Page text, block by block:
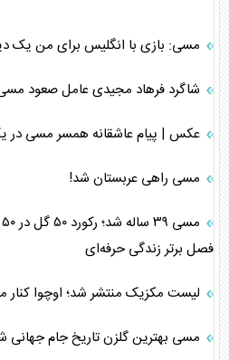
مسی: بازی با انگلیس برای من یک
شاگرد فرهاد مجیدی عامل صعود
عکس | پیام عاشقانه همسر مسی
مسی راهی عربستان شد!
فصل برتر زندگی حرفه‌ای
لیست مکزیک منتشر شد؛ اوچوا کنار
مسی بهترین گلزن تاریخ جام جهانی